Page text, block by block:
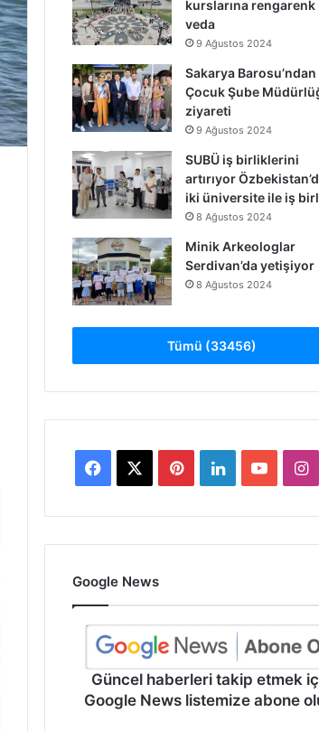
kurslarına rengarenk
veda
9 Ağustos 2024
Sakarya Barosu’ndan
Çocuk Şube
ziyareti
9 Ağustos 2024
SUBÜ iş birliklerini
artırıyor
iki üniversite ile iş
8 Ağustos 2024
Minik Arkeologlar
Serdivan’da yetişiyor
8 Ağustos 2024
Tümü (33456)
Facebook PinterestLinkedIn
Google News
Güncel haberleri takip etmek
Google News listemize abone